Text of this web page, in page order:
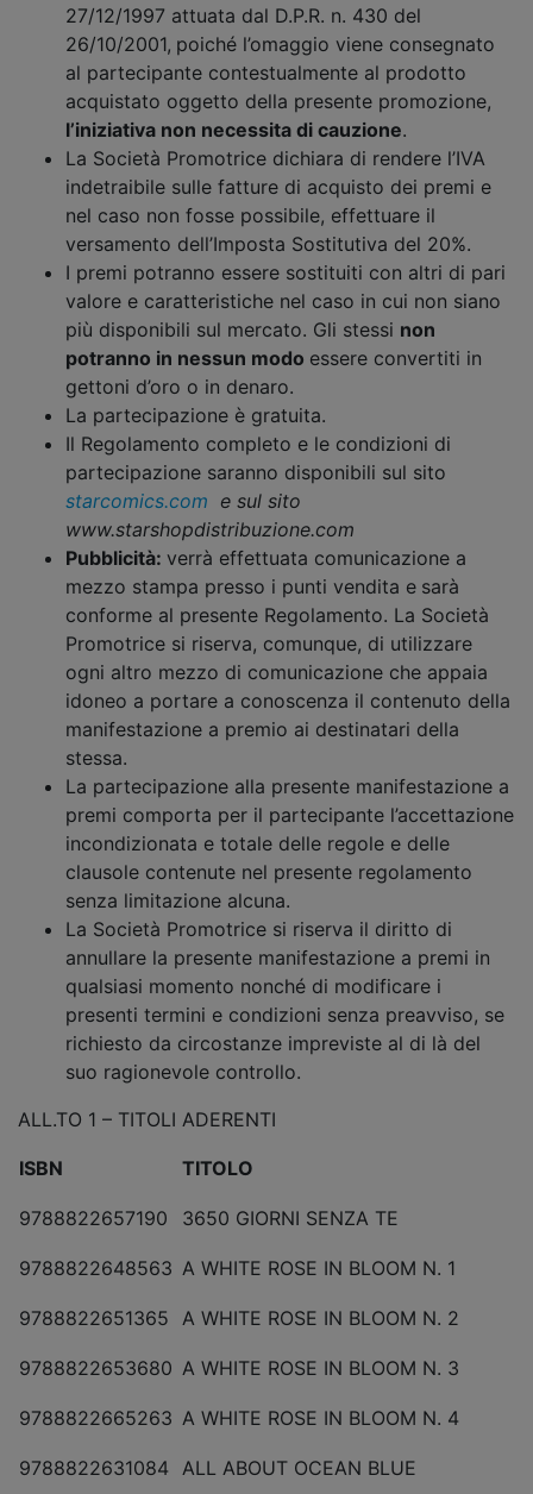
27/12/1997 attuata dal D.P.R. n. 430 del
26/10/2001, poiché l’omaggio viene consegnato
al partecipante contestualmente al prodotto
acquistato oggetto della presente promozione,
l’iniziativa non necessita di cauzione.
La Società Promotrice dichiara di rendere l’IVA
indetraibile sulle fatture di acquisto dei premi e
nel caso non fosse possibile, effettuare il
versamento dell’Imposta Sostitutiva del 20%.
I premi potranno essere sostituiti con altri di pari
valore e caratteristiche nel caso in cui non siano
più disponibili sul mercato. Gli stessi non
potranno in nessun modo essere convertiti in
gettoni d’oro o in denaro.
La partecipazione è gratuita.
Il Regolamento completo e le condizioni di
partecipazione saranno disponibili sul sito
starcomics.com e sul sito
www.starshopdistribuzione.com
Pubblicità: verrà effettuata comunicazione a
mezzo stampa presso i punti vendita e sarà
conforme al presente Regolamento. La Società
Promotrice si riserva, comunque, di utilizzare
ogni altro mezzo di comunicazione che appaia
idoneo a portare a conoscenza il contenuto della
manifestazione a premio ai destinatari della
stessa.
La partecipazione alla presente manifestazione a
premi comporta per il partecipante l’accettazione
incondizionata e totale delle regole e delle
clausole contenute nel presente regolamento
senza limitazione alcuna.
La Società Promotrice si riserva il diritto di
annullare la presente manifestazione a premi in
qualsiasi momento nonché di modificare i
presenti termini e condizioni senza preavviso, se
richiesto da circostanze impreviste al di là del
suo ragionevole controllo.
ALL.TO 1 – TITOLI ADERENTI
ISBN TITOLO
9788822657190 3650 GIORNI SENZA TE
9788822648563 A WHITE ROSE IN BLOOM N. 1
9788822651365 A WHITE ROSE IN BLOOM N. 2
9788822653680 A WHITE ROSE IN BLOOM N. 3
9788822665263 A WHITE ROSE IN BLOOM N. 4
9788822631084 ALL ABOUT OCEAN BLUE